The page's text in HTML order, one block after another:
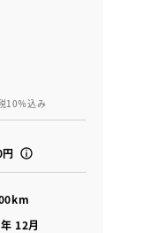
10％込み
12月